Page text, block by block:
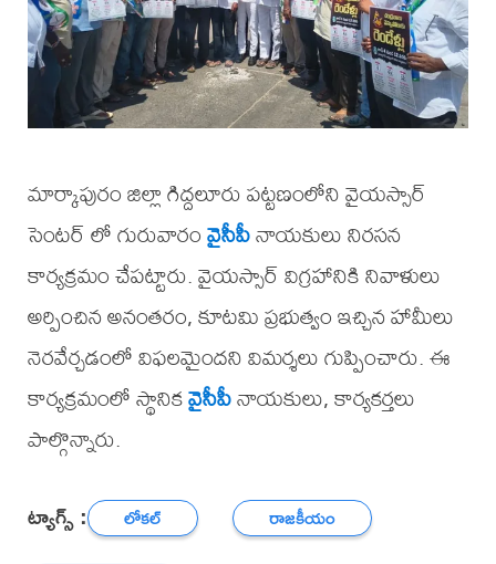
మార్కాపురం జిల్లా గిద్దలూరు పట్టణంలోని వైయస్సార్
సెంటర్ లో గురువారంవైసీపీనాయకులు నిరసన
కార్యక్రమం చేపట్టారు. వైయస్సార్ విగ్రహానికి నివాళులు
అర్పించిన అనంతరం, కూటమి ప్రభుత్వం ఇచ్చిన హామీలు
నెరవేర్చడంలో విఫలమైందని విమర్శలు గుప్పించారు. ఈ
కార్యక్రమంలో స్థానికవైసీపీనాయకులు, కార్యకర్తలు
పాల్గొన్నారు.
ట్యాగ్స్ : లోకల్
రాజకీయం